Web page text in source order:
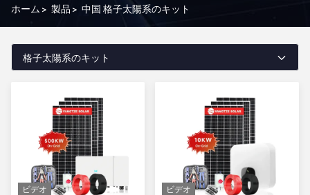
ホーム > 製品 > 中国 格子太陽系のキット
格子太陽系のキット
ビデオ ビデオ